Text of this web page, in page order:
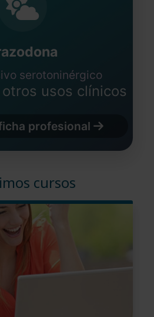
serotoninérgico
usos clínicos
profesional
cursos